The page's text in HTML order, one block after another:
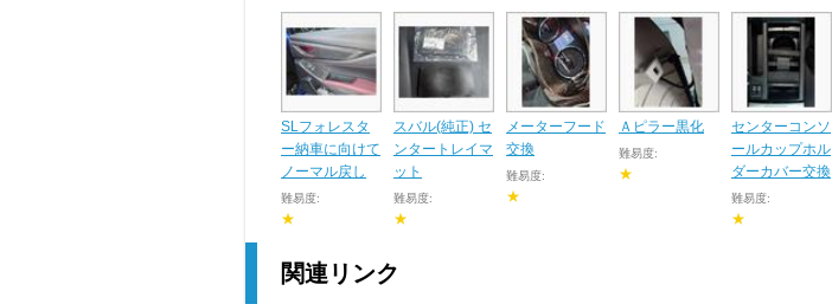
SLフォレスタ
ー納車に向けて
ノーマル戻し
難易度:
★
スバル(純正) セ
ンタートレイマ
ット
難易度:
★
メーターフード
交換
難易度:
★
Ａピラー黒化
難易度:
★
センターコンソ
ールカップホル
ダーカバー交換
難易度:
★
関連リンク